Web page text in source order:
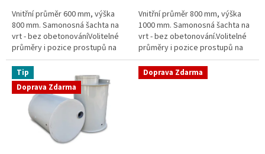
hvězdiček.
Vnitřní průměr 600 mm, výška
800 mm. Samonosná šachta na
vrt - bez obetonováníVolitelné
průměry i pozice prostupů na
pažení vrtu, hadice i elektřinu -
požadované průměry...
hvězdiček.
Vnitřní průměr 800 mm, výška
1000 mm. Samonosná šachta na
vrt - bez obetonování.Volitelné
průměry i pozice prostupů na
pažení vrtu, hadice i elektřinu -
požadované průměry...
Tip
Doprava Zdarma
Doprava Zdarma